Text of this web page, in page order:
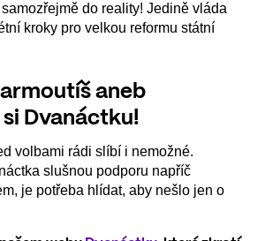
do reality! Jedině vláda
kroky pro velkou reformu státní
aneb
Dvanáctku!
volbami rádi slíbí i nemožné.
slušnou podporu napříč
je potřeba hlídat, aby nešlo jen o